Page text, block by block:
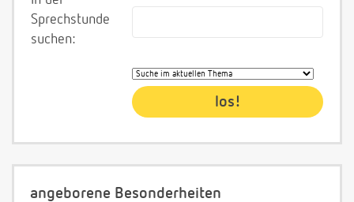
Sprechstunde
suchen:
angeborene Besonderheiten